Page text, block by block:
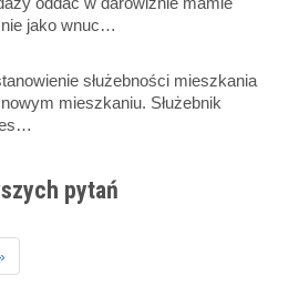
jako wnuc…
służebności mieszkania
mieszkaniu. Służebnik
pytań